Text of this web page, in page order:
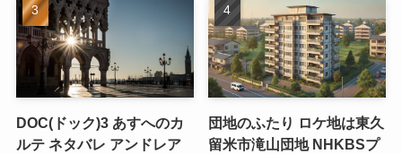
DOC(ドック)3 あすへのカ
ルテ ネタバレ アンドレア
団地のふたり ロケ地は東久
留米市滝山団地 NHKBSプ